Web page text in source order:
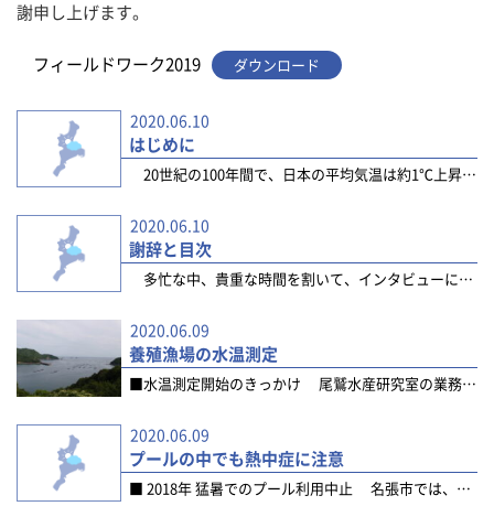
謝申し上げます。
フィールドワーク2019 ダウンロード
2020.06.10
はじめに
20世紀の100年間で、日本の平均気温は約1℃上昇しました。 農林水産業、自然災害、健康など様々な分...
2020.06.10
謝辞と目次
多忙な中、貴重な時間を割いて、インタビューに応じていただいた皆様に、改めて感謝申し上げます。お聞かせ...
2020.06.09
養殖漁場の水温測定
■水温測定開始のきっかけ 尾鷲水産研究室の業務の一つに魚病診断業務があります。生産者によって養殖され...
2020.06.09
プールの中でも熱中症に注意
■ 2018年 猛暑でのプール利用中止 名張市では、例年、夏期において、体育施設指定管理者の管理の元...